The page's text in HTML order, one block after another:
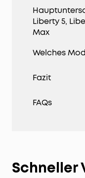
Liberty 5,
Max
Welches
Fazit
FAQs
Schneller